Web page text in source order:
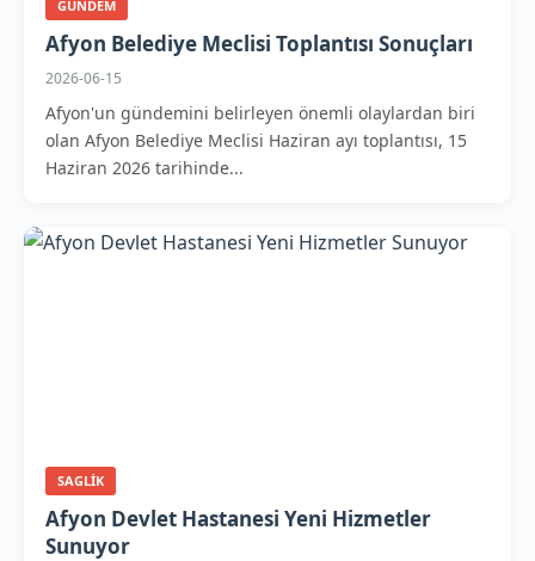
GUNDEM
Afyon Belediye Meclisi Toplantısı Sonuçları
2026-06-15
Afyon'un gündemini belirleyen önemli olaylardan biri
olan Afyon Belediye Meclisi Haziran ayı toplantısı, 15
Haziran 2026 tarihinde...
SAGLIK
Afyon Devlet Hastanesi Yeni Hizmetler
Sunuyor